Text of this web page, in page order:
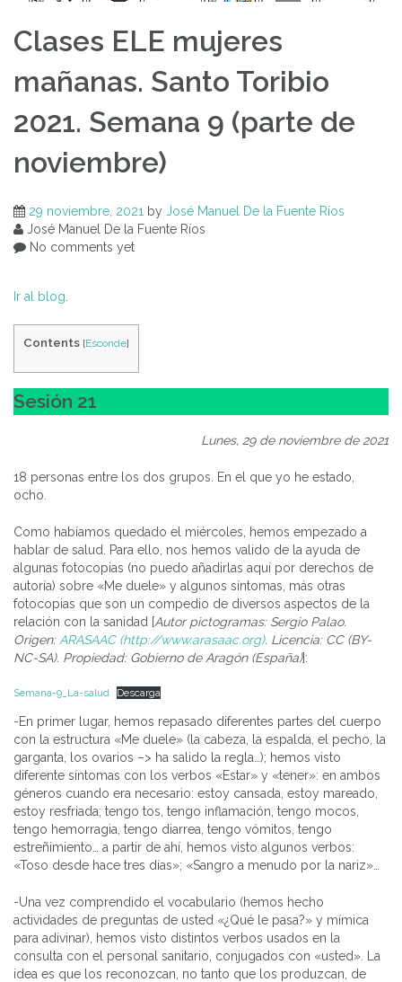
noviembre)
Clases ELE mujeres
mañanas. Santo Toribio
2021. Semana 9 (parte de
noviembre)
29 noviembre, 2021 by José Manuel De la Fuente Ríos
José Manuel De la Fuente Ríos
No comments yet
Ir al blog
Contents [Esconde]
Sesión 21
Lunes, 29 de noviembre de 2021
18 personas entre los dos grupos. En el que yo he estado,
ocho.
Como habíamos quedado el miércoles, hemos empezado a
hablar de salud. Para ello, nos hemos valido de la ayuda de
algunas fotocopias (no puedo añadirlas aquí por derechos de
autoría) sobre «Me duele» y algunos síntomas, más otras
fotocopias que son un compedio de diversos aspectos de la
relación con la sanidad [Autor pictogramas: Sergio Palao.
Origen: ARASAAC (http://www.arasaac.org). Licencia: CC (BY-
NC-SA). Propiedad: Gobierno de Aragón (España)]:
Semana-9_La-salud Descarga
-En primer lugar, hemos repasado diferentes partes del cuerpo
con la estructura «Me duele» (la cabeza, la espalda, el pecho, la
garganta, los ovarios –> ha salido la regla…); hemos visto
diferente síntomas con los verbos «Estar» y «tener»: en ambos
géneros cuando era necesario: estoy cansada, estoy mareado,
estoy resfriada; tengo tos, tengo inflamación, tengo mocos,
tengo hemorragia, tengo diarrea, tengo vómitos, tengo
estreñimiento… a partir de ahí, hemos visto algunos verbos:
«Toso desde hace tres días»; «Sangro a menudo por la nariz»…
-Una vez comprendido el vocabulario (hemos hecho
actividades de preguntas de usted «¿Qué le pasa?» y mímica
para adivinar), hemos visto distintos verbos usados en la
consulta con el personal sanitario, conjugados con «usted». La
idea es que los reconozcan, no tanto que los produzcan, de